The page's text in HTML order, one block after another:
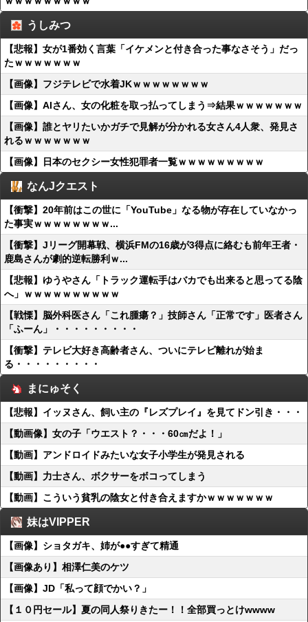
うしみつ
【悲報】女が1番効く言葉「イケメンと付き合った事なさそう」だっ
たｗｗｗｗｗｗｗ
【画像】フジテレビで水着JKｗｗｗｗｗｗｗｗ
【画像】AIさん、女の化粧を取っ払ってしまう⇒結果ｗｗｗｗｗｗｗ
【画像】誰とヤリたいかガチで見解が分かれる女さん4人衆、発見さ
れるｗｗｗｗｗｗｗ
【画像】日本のセクシー女性犯罪者一覧ｗｗｗｗｗｗｗｗｗ
なんJクエスト
【衝撃】20年前はこの世に「YouTube」なる物が存在していなかっ
た事実ｗｗｗｗｗｗｗｗ...
【衝撃】Jリーグ開幕戦、横浜FMの16歳が3得点に絡むも前年王者・
鹿島さんが劇的逆転勝利ｗ...
【悲報】ゆうやさん「トラック運転手はバカでも出来ると思ってる陰
へ」ｗｗｗｗｗｗｗｗｗｗ
【戦慄】脳外科医さん「これ腫瘍？」技師さん「正常です」医者さん
「ふーん」・・・・・・・・・
【衝撃】テレビ大好き高齢者さん、ついにテレビ離れが始ま
る・・・・・・・・・
まにゅそく
【悲報】イッヌさん、飼い主の『レズプレイ』を見てドン引き・・・
【動画像】女の子「ウエスト？・・・60㎝だよ！」
【動画】アンドロイドみたいな女子小学生が発見される
【動画】力士さん、ボクサーをボコってしまう
【動画】こういう貧乳の陰女と付き合えますかｗｗｗｗｗｗｗ
妹はVIPPER
【画像】ショタガキ、姉が●●すぎて精通
【画像あり】相澤仁美のケツ
【画像】JD「私って顔でかい？」
【１０円セール】夏の同人祭りきたー！！全部買っとけwwww